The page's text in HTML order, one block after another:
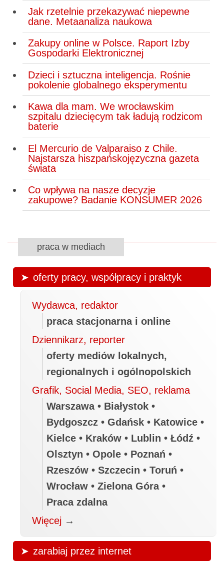
Jak rzetelnie przekazywać niepewne
dane. Metaanaliza naukowa
Zakupy online w Polsce. Raport Izby
Gospodarki Elektronicznej
Dzieci i sztuczna inteligencja. Rośnie
pokolenie globalnego eksperymentu
Kawa dla mam. We wrocławskim
szpitalu dziecięcym tak ładują rodzicom
baterie
El Mercurio de Valparaiso z Chile.
Najstarsza hiszpańskojęzyczna gazeta
świata
Co wpływa na nasze decyzje
zakupowe? Badanie KONSUMER 2026
praca w mediach
oferty pracy, współpracy i praktyk
Wydawca, redaktor
praca stacjonarna i online
Dziennikarz, reporter
oferty mediów lokalnych,
regionalnych i ogólnopolskich
Grafik, Social Media, SEO, reklama
Warszawa • Białystok •
Bydgoszcz • Gdańsk • Katowice •
Kielce • Kraków • Lublin • Łódź •
Olsztyn • Opole • Poznań •
Rzeszów • Szczecin • Toruń •
Wrocław • Zielona Góra •
Praca zdalna
Więcej →
zarabiaj przez internet